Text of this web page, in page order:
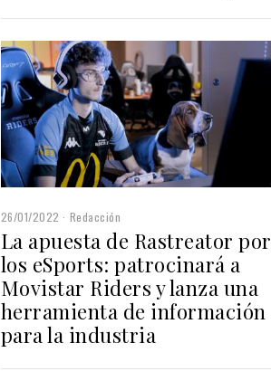
26/01/2022 Redacción
La apuesta de Rastreator por
los eSports: patrocinará a
Movistar Riders y lanza una
herramienta de información
para la industria